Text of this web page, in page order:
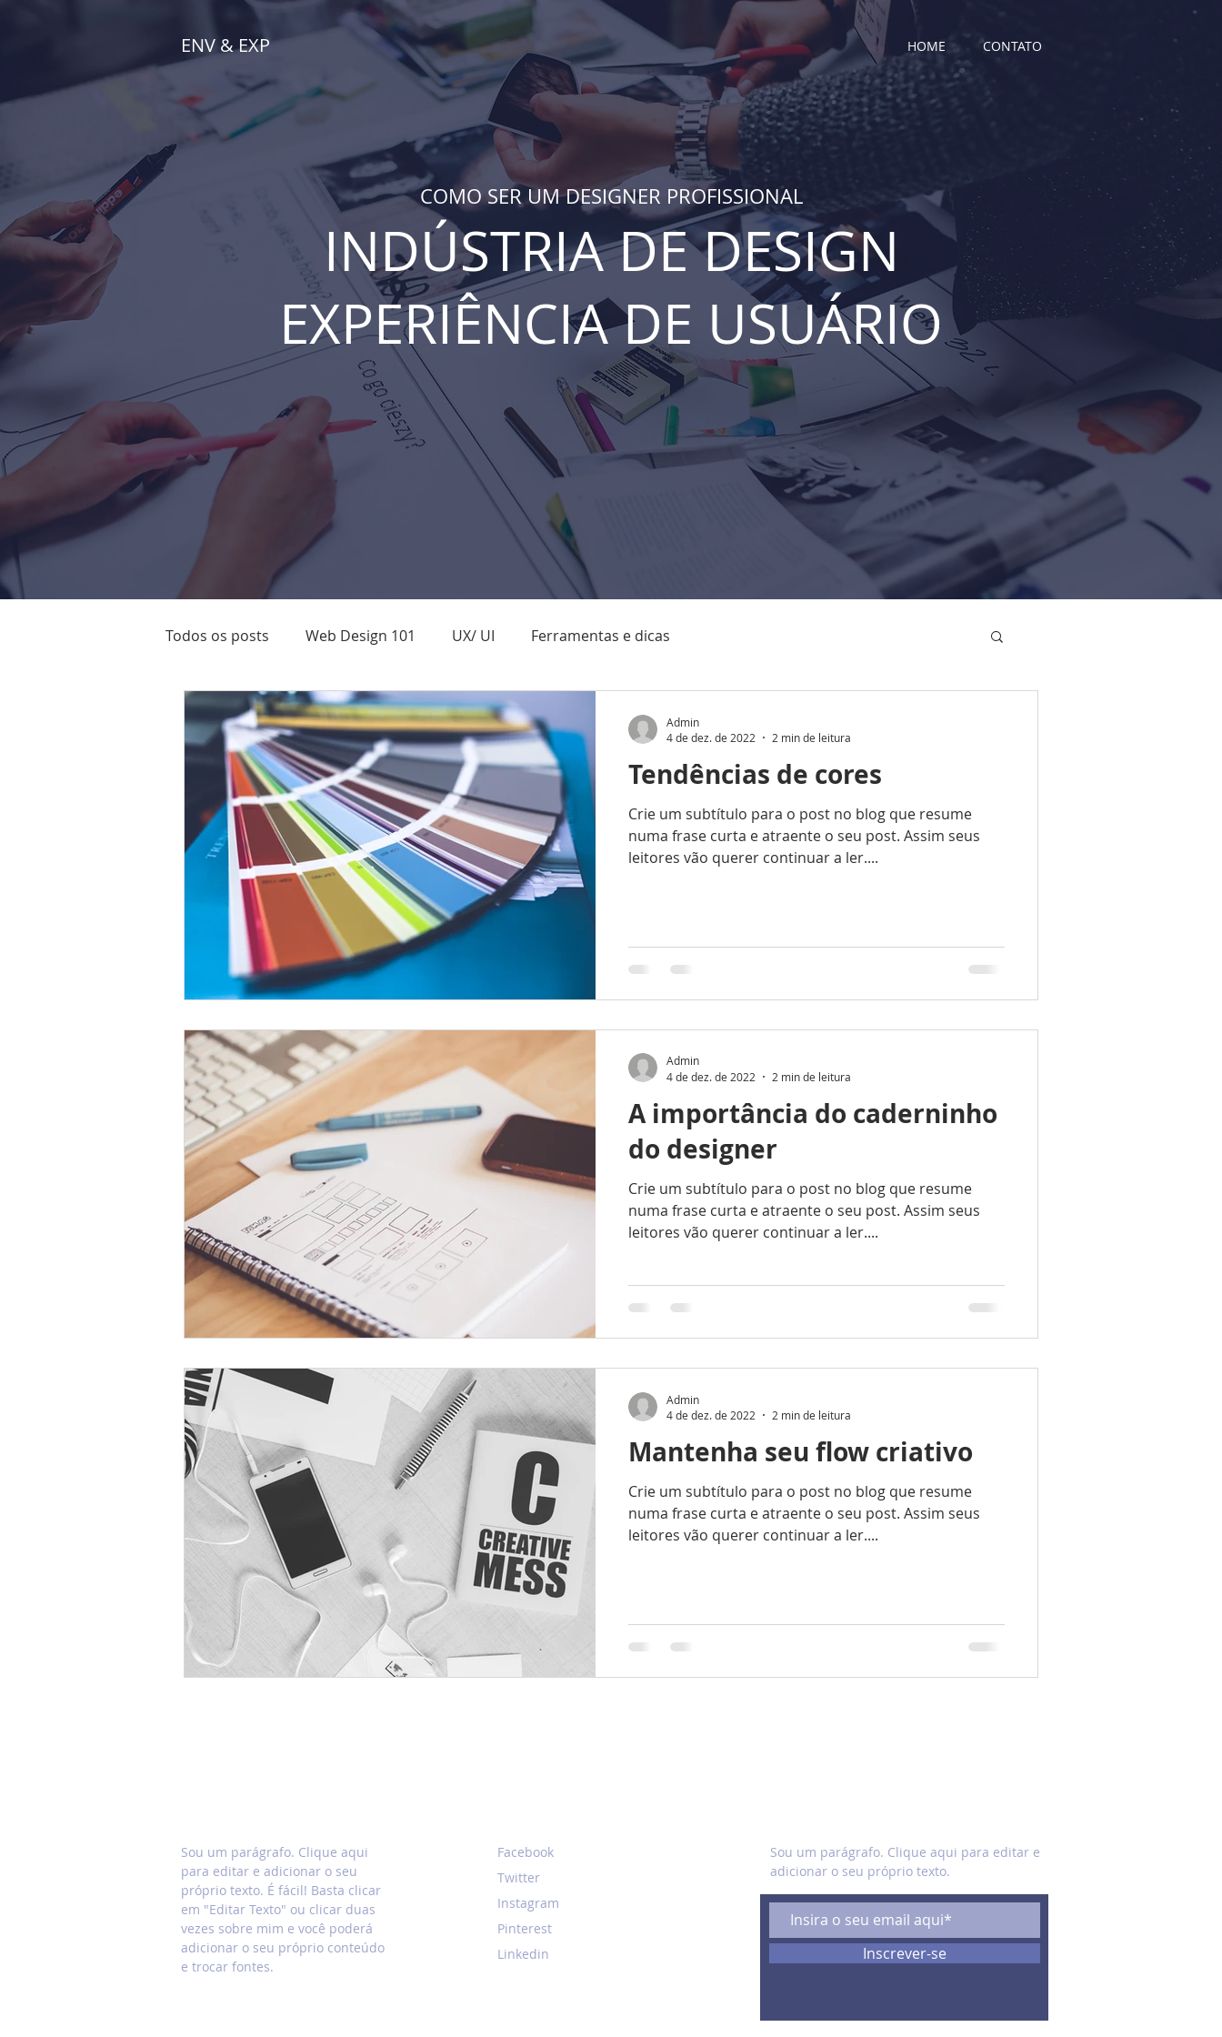
COMO SER UM DESIGNER PROFISSIONAL
INDÚSTRIA DE DESIGN
EXPERIÊNCIA DE USUÁRIO
Todos os posts Web Design 101 UX/ UI Ferramentas e dicas
Tendências de cores
Crie um subtítulo para o post no blog que resume
numa frase curta e atraente o seu post. Assim seus
leitores vão querer continuar a ler....
Admin
4 de dez. de 2022
2 min de leitura
A importância do caderninho
do designer
Crie um subtítulo para o post no blog que resume
numa frase curta e atraente o seu post. Assim seus
leitores vão querer continuar a ler....
Admin
4 de dez. de 2022
2 min de leitura
Mantenha seu flow criativo
Crie um subtítulo para o post no blog que resume
numa frase curta e atraente o seu post. Assim seus
leitores vão querer continuar a ler....
Admin
4 de dez. de 2022
2 min de leitura
HOME CONTATO
ENV & EXP
Sou um parágrafo. Clique aqui
para editar e adicionar o seu
próprio texto. É fácil! Basta clicar
em "Editar Texto" ou clicar duas
vezes sobre mim e você poderá
adicionar o seu próprio conteúdo
e trocar fontes.
Facebook
Twitter
Instagram
Pinterest
Linkedin
Sou um parágrafo. Clique aqui para editar e
adicionar o seu próprio texto.
Inscrever-se